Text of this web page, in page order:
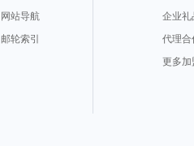
网站导航
邮轮索引
企业礼
代理合
更多加